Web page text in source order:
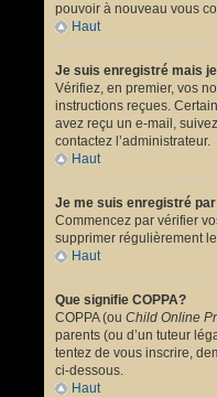
pouvoir à nouveau vous
Haut
Je suis enregistré mais
Vérifiez, en premier, vos
instructions reçues.
avez reçu un e-mail,
contactez l’administrateur.
Haut
Je me suis enregistré
Commencez par vérifier
supprimer régulièrement
Haut
Que signifie COPPA?
COPPA (ou Child Online
parents (ou d’un tuteur
tentez de vous inscrire,
ci-dessous.
Haut